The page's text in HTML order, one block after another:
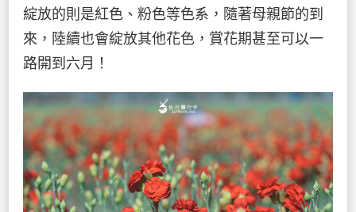
綻放的則是紅色、粉色等色系，隨著母親節的到
來，陸續也會綻放其他花色，賞花期甚至可以一
路開到六月！